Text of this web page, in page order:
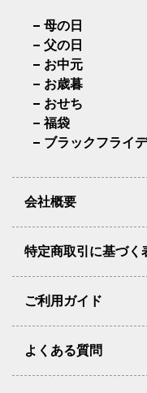
母の日
父の日
お中元
お歳暮
おせち
福袋
ブラックフライ
会社概要
特定商取引に基づく
ご利用ガイド
よくある質問